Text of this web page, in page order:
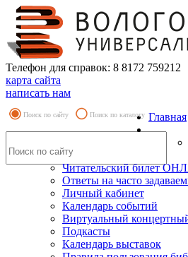
Телефон для справок: 8 8172 759212
карта сайта
написать нам
Поиск по сайту Поиск по каталогу Главная
Читательский билет
Ответы на часто
Личный кабинет
Календарь событий
Виртуальный
Подкасты
Календарь выставок